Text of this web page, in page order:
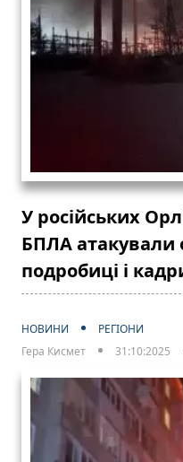
У російських
БПЛА атакували
подробиці і
НОВИНИ
РЕГІОНИ
Гера Кисмет
31:10:2025